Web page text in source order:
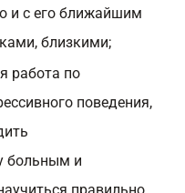
и с его ближайшим
близкими;
работа по
поведения,
больным и